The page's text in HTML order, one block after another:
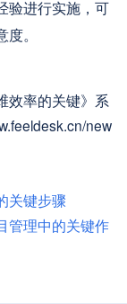
验进行实施，可
。
效率的关键》系
new
关键步骤
管理中的关键作